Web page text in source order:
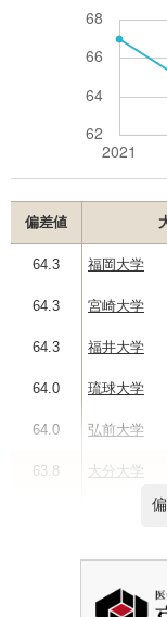
偏差値
64.3 福岡大学
64.3 宮崎大学
64.3 福井大学
64.0 琉球大学
64.0 弘前大学
63.8 大分大学
札幌医科大